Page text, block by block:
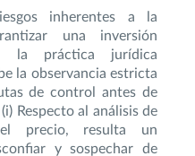
inherentes a la
una inversión
la práctica jurídica
la observancia estricta
de control antes de
Respecto al análisis de
precio, resulta un
y sospechar de